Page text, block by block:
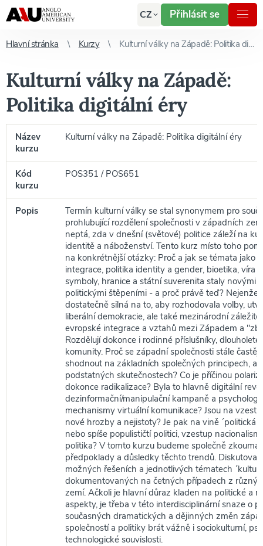
CZ Přihlásit se
Hlavní stránka Kurzy Kulturní války na Západě: Politika digitální éry
Kulturní války na Západě:
Politika digitální éry
Název
kurzu
Kulturní války na Západě: Politika digitální éry
Kód
kurzu
POS351 / POS651
Popis
Termín kulturní války se stal synonymem pro
prohlubující rozdělení společnosti v západních
neptá, zda v dnešní (světové) politice záleží na
identitě a náboženství. Tento kurz místo toho
na konkrétnější otázky: Proč a jak se témata jako
integrace, politika identity a gender, bioetika, víra
symboly, hranice a státní suverenita staly novými
politickými štěpeními - a proč právě teď? Nejenže
dostatečně silná na to, aby rozhodovala volby,
liberální demokracie, ale také mezinárodní
evropské integrace a vztahů mezi Západem a
Rozdělují dokonce i rodinné příslušníky,
komunity. Proč se západní společnosti stále
shodnout na základních společných principech, a
podstatných skutečnostech? Co je příčinou
dokonce radikalizace? Byla to hlavně digitální
dezinformační/manipulační kampaně a
mechanismy virtuální komunikace? Jsou na
nové hrozby a nejistoty? Je pak na vině ´politická
nebo spíše populističtí politici, vzestup
politika? V tomto kurzu budeme společně
předpoklady a důsledky těchto trendů.
možných řešeních a jednotlivých tématech
dokumentovaných na četných případech z
zemí. Ačkoli je hlavní důraz kladen na politické a
aspekty, je třeba v této interdisciplinární snaze o
současných dramatických a dějinných změn
společností a politiky brát vážně i sociokulturní,
technologické souvislosti.